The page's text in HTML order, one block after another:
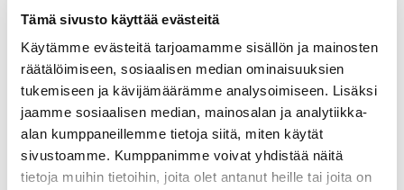
Tämä sivusto käyttää evästeitä
Käytämme evästeitä tarjoamamme sisällön ja mainosten
räätälöimiseen, sosiaalisen median ominaisuuksien
tukemiseen ja kävijämäärämme analysoimiseen. Lisäksi
jaamme sosiaalisen median, mainosalan ja analytiikka-
alan kumppaneillemme tietoja siitä, miten käytät
sivustoamme. Kumppanimme voivat yhdistää näitä
tietoja muihin tietoihin, joita olet antanut heille tai joita on
Tutustu myös